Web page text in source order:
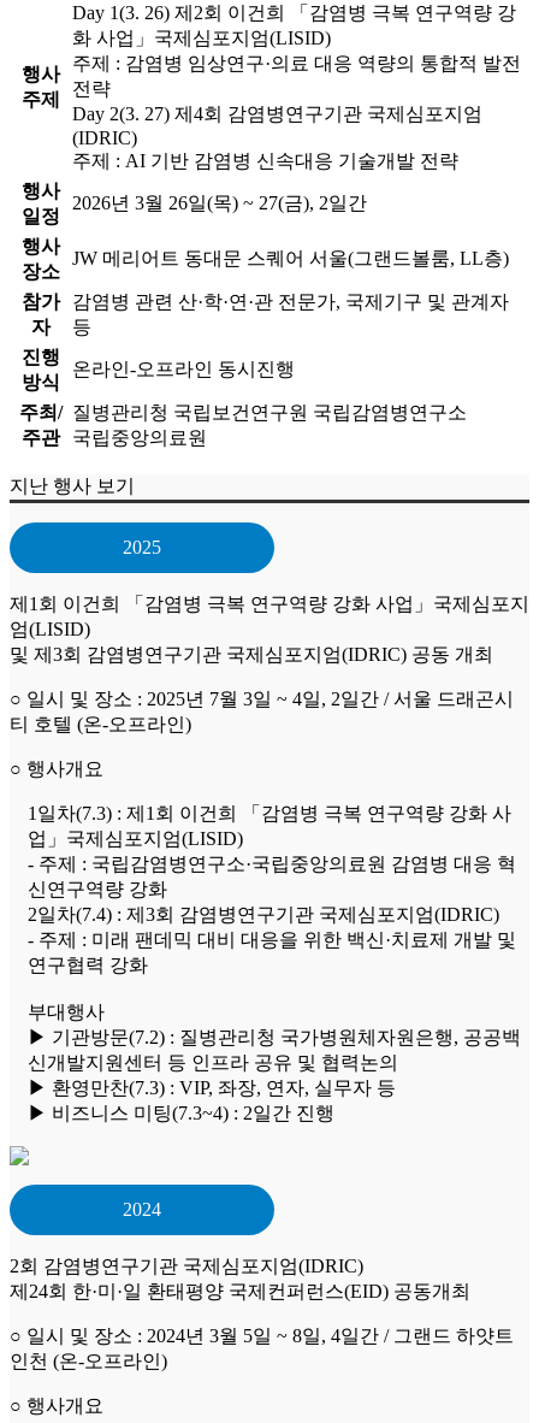
행사
주제
Day 1(3. 26) 제2회 이건희 「감염병 극복 연구역량 강
화 사업」국제심포지엄(LISID)
주제 : 감염병 임상연구·의료 대응 역량의 통합적 발전
전략
Day 2(3. 27) 제4회 감염병연구기관 국제심포지엄
(IDRIC)
주제 : AI 기반 감염병 신속대응 기술개발 전략
행사
일정
2026년 3월 26일(목) ~ 27(금), 2일간
행사
장소
JW 메리어트 동대문 스퀘어 서울(그랜드볼룸, LL층)
참가
자
감염병 관련 산·학·연·관 전문가, 국제기구 및 관계자
등
진행
방식
온라인-오프라인 동시진행
주최/
주관
질병관리청 국립보건연구원 국립감염병연구소
국립중앙의료원
지난 행사 보기
2025
제1회 이건희 「감염병 극복 연구역량 강화 사업」국제심포지
엄(LISID)
및 제3회 감염병연구기관 국제심포지엄(IDRIC) 공동 개최
○ 일시 및 장소 : 2025년 7월 3일 ~ 4일, 2일간 / 서울 드래곤시
티 호텔 (온-오프라인)
○ 행사개요
1일차(7.3) : 제1회 이건희 「감염병 극복 연구역량 강화 사
업」국제심포지엄(LISID)
- 주제 : 국립감염병연구소·국립중앙의료원 감염병 대응 혁
신연구역량 강화
2일차(7.4) : 제3회 감염병연구기관 국제심포지엄(IDRIC)
- 주제 : 미래 팬데믹 대비 대응을 위한 백신·치료제 개발 및
연구협력 강화
부대행사
▶ 기관방문(7.2) : 질병관리청 국가병원체자원은행, 공공백
신개발지원센터 등 인프라 공유 및 협력논의
▶ 환영만찬(7.3) : VIP, 좌장, 연자, 실무자 등
▶ 비즈니스 미팅(7.3~4) : 2일간 진행
2024
2회 감염병연구기관 국제심포지엄(IDRIC)
제24회 한·미·일 환태평양 국제컨퍼런스(EID) 공동개최
○ 일시 및 장소 : 2024년 3월 5일 ~ 8일, 4일간 / 그랜드 하얏트
인천 (온-오프라인)
○ 행사개요